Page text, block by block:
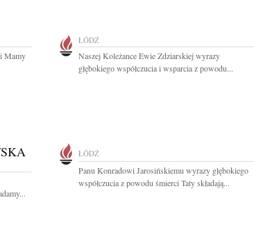
Mamy
ŁÓDŹ
Naszej Koleżance Ewie Zdziarskiej wyrazy
głębokiego współczucia i wsparcia z powodu...
ŁÓDŹ
Panu Konradowi Jarosińskiemu wyrazy głębokiego
współczucia z powodu śmierci Taty składają...